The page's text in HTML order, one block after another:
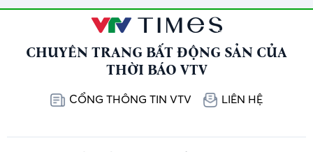
CHUYÊN TRANG BẤT ĐỘNG SẢN CỦA
THỜI BÁO VTV
CỔNG THÔNG TIN VTV LIÊN HỆ